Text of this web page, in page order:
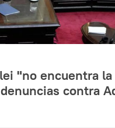
"no encuentra
contra